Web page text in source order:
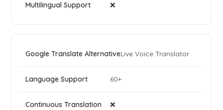
❌
Live Voice Translator
60+
❌